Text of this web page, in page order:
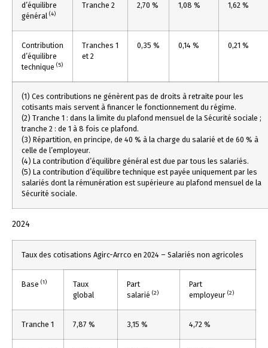
d’équilibre
général (4)
Tranche 2
2,70 %
1,08 %
1,62 %
Contribution
d’équilibre
technique (5)
Tranches 1
et 2
0,35 % 0,14 % 0,21 %
(1) Ces contributions ne génèrent pas de droits à retraite pour les
cotisants mais servent à financer le fonctionnement du régime.
(2) Tranche 1 : dans la limite du plafond mensuel de la Sécurité sociale ;
tranche 2 : de 1 à 8 fois ce plafond.
(3) Répartition, en principe, de 40 % à la charge du salarié et de 60 % à
celle de l’employeur.
(4) La contribution d’équilibre général est due par tous les salariés.
(5) La contribution d’équilibre technique est payée uniquement par les
salariés dont la rémunération est supérieure au plafond mensuel de la
Sécurité sociale.
2024
Taux des cotisations Agirc-Arrco en 2024 – Salariés non agricoles
Base (1)
Taux
global
Part
salarié (2)
Part
employeur (2)
Tranche 1 7,87 % 3,15 % 4,72 %